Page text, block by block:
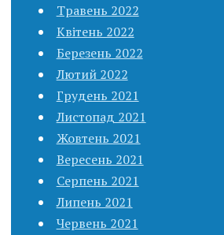
Травень 2022
Квітень 2022
Березень 2022
Лютий 2022
Грудень 2021
Листопад 2021
Жовтень 2021
Вересень 2021
Серпень 2021
Липень 2021
Червень 2021